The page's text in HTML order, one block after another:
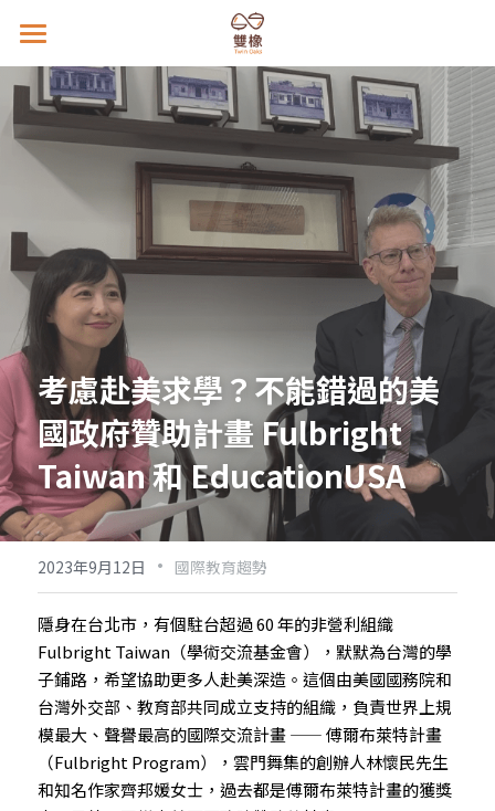
首頁
雙橡課程
寒假｜美國｜HTH 計畫
暑假｜芬蘭｜未來社會計畫
暑假｜波士頓｜科技生醫計畫
溝通表達課｜自我介紹
影響力行動
STW 思考挑戰賽
新世代人才教育協會
專欄文章
雙橡介紹
創立故事
雙橡哲學
雙橡教法
媒體報導
搜索
聯繫雙橡報名
考慮赴美求學？不能錯過的美
國政府贊助計畫 Fulbright
Taiwan 和 EducationUSA
2023年9月12日 · 國際教育趨勢
隱身在台北市，有個駐台超過 60 年的非營利組織
Fulbright Taiwan（學術交流基金會），默默為台灣的學
子鋪路，希望協助更多人赴美深造。這個由美國國務院和
台灣外交部、教育部共同成立支持的組織，負責世界上規
模最大、聲譽最高的國際交流計畫 —— 傅爾布萊特計畫
（Fulbright Program），雲門舞集的創辦人林懷民先生
和知名作家齊邦媛女士，過去都是傅爾布萊特計畫的獲獎
商品分類